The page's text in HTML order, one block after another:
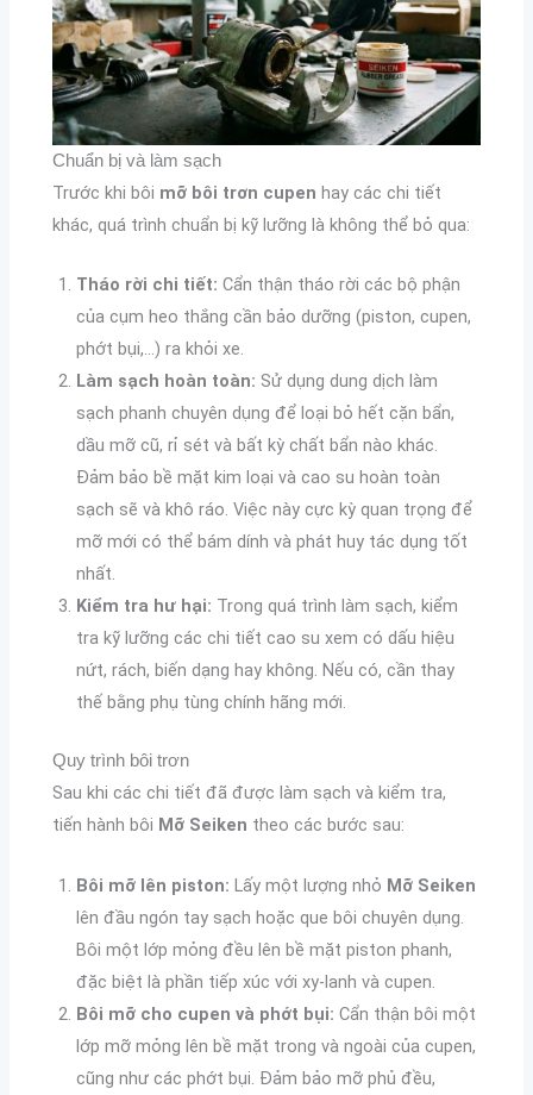
Chuẩn bị và làm sạch
Trước khi bôi mỡ bôi trơn cupen hay các chi tiết
khác, quá trình chuẩn bị kỹ lưỡng là không thể bỏ qua:
Tháo rời chi tiết: Cẩn thận tháo rời các bộ phận
của cụm heo thắng cần bảo dưỡng (piston, cupen,
phớt bụi,…) ra khỏi xe.
Làm sạch hoàn toàn: Sử dụng dung dịch làm
sạch phanh chuyên dụng để loại bỏ hết cặn bẩn,
dầu mỡ cũ, rỉ sét và bất kỳ chất bẩn nào khác.
Đảm bảo bề mặt kim loại và cao su hoàn toàn
sạch sẽ và khô ráo. Việc này cực kỳ quan trọng để
mỡ mới có thể bám dính và phát huy tác dụng tốt
nhất.
Kiểm tra hư hại: Trong quá trình làm sạch, kiểm
tra kỹ lưỡng các chi tiết cao su xem có dấu hiệu
nứt, rách, biến dạng hay không. Nếu có, cần thay
thế bằng phụ tùng chính hãng mới.
Quy trình bôi trơn
Sau khi các chi tiết đã được làm sạch và kiểm tra,
tiến hành bôi Mỡ Seiken theo các bước sau:
Bôi mỡ lên piston: Lấy một lượng nhỏ Mỡ Seiken
lên đầu ngón tay sạch hoặc que bôi chuyên dụng.
Bôi một lớp mỏng đều lên bề mặt piston phanh,
đặc biệt là phần tiếp xúc với xy-lanh và cupen.
Bôi mỡ cho cupen và phớt bụi: Cẩn thận bôi một
lớp mỡ mỏng lên bề mặt trong và ngoài của cupen,
cũng như các phớt bụi. Đảm bảo mỡ phủ đều,